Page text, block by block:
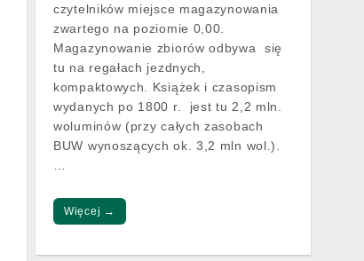
czytelników miejsce magazynowania
zwartego na poziomie 0,00.
Magazynowanie zbiorów odbywa się
tu na regałach jezdnych,
kompaktowych. Książek i czasopism
wydanych po 1800 r. jest tu 2,2 mln.
woluminów (przy całych zasobach
BUW wynoszących ok. 3,2 mln wol.).
Więcej →